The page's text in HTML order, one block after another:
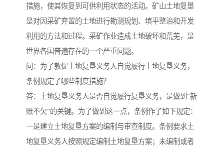
措施，使其恢复到可供利用状态的活动。矿山土地复垦
是对因采矿弃置的土地进行勘测规划、填平整治和开发
利用的方法和过程。采矿作业造成土地破坏和荒芜，是
世界各国普遍存在的一个严重问题。
问：为了敦促土地复垦义务人自觉履行土地复垦义务，
条例规定了哪些制度措施？
答：土地复垦义务人是否自觉履行复垦义务，是做到“新
账不欠”的关键。为了做到这一点，条例作了如下规定：
一是建立土地复垦方案的编制与审查制度。条例要求土
地复垦义务人按照规定编制土地复垦方案；未编制或者